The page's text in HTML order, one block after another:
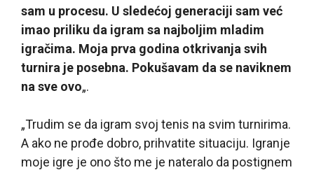
sam u procesu. U sledećoj generaciji sam već
imao priliku da igram sa najboljim mladim
igračima. Moja prva godina otkrivanja svih
turnira je posebna. Pokušavam da se naviknem
na sve ovo„.
„Trudim se da igram svoj tenis na svim turnirima.
A ako ne prođe dobro, prihvatite situaciju. Igranje
moje igre je ono što me je nateralo da postignem